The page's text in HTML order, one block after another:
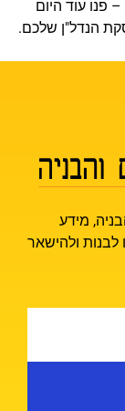
עוד היום
הנדל"ן שלכם.
מידע
לבנות ולהישאר